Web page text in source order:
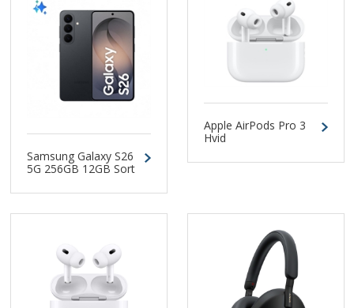
Samsung Galaxy S26
5G 256GB 12GB Sort
Apple AirPods Pro 3
Hvid